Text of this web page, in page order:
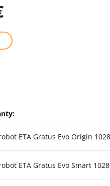
ETA Gratus Evo Origin
ETA Gratus Evo Smart